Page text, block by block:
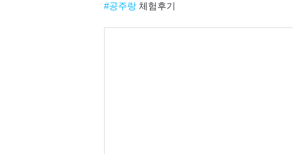
#공주랑 체험후기